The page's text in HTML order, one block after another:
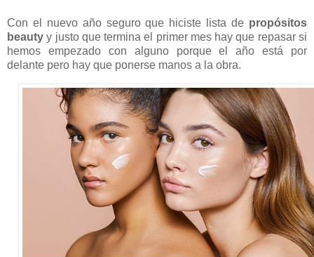
Con el nuevo año seguro que hiciste lista de propósitos
beautyy justo que termina el primer mes hay que repasar si
hemos empezado con alguno porque el año está por
delante pero hay que ponerse manos a la obra.